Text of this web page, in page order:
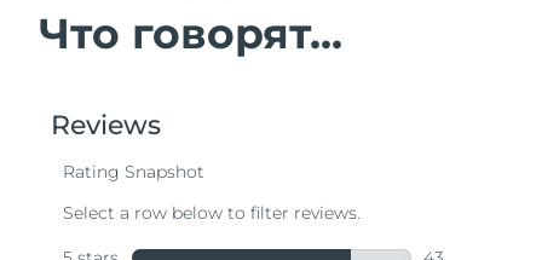
Что говорят...